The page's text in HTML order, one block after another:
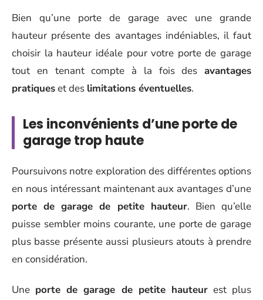
Bien qu’une porte de garage avec une grande
hauteur présente des avantages indéniables, il faut
choisir la hauteur idéale pour votre porte de garage
tout en tenant compte à la fois des avantages
pratiqueset des limitations éventuelles.
Les inconvénients d’une porte de
garage trop haute
Poursuivons notre exploration des différentes options
en nous intéressant maintenant aux avantages d’une
porte de garage de petite hauteur. Bien qu’elle
puisse sembler moins courante, une porte de garage
plus basse présente aussi plusieurs atouts à prendre
en considération.
Une porte de garage de petite hauteurest plus